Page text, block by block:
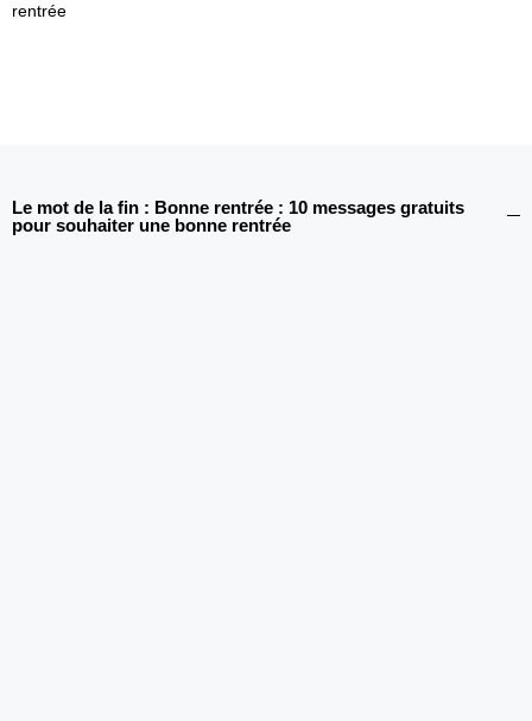
rentrée
Le mot de la fin : Bonne rentrée : 10 messages gratuits
pour souhaiter une bonne rentrée